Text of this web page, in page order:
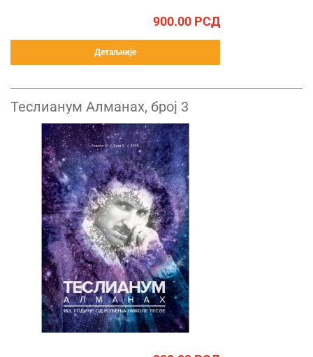
900.00 РСД
Детаљније
Теслианум Алманах, број 3